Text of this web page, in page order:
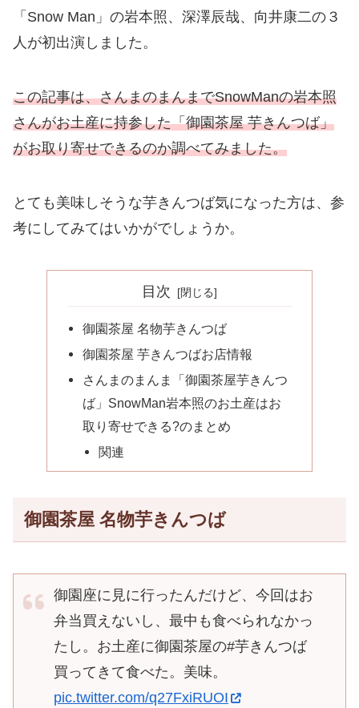
「Snow Man」の岩本照、深澤辰哉、向井康二の３
人が初出演しました。
この記事は、さんまのまんまでSnowManの岩本照
さんがお土産に持参した「御園茶屋 芋きんつば」
がお取り寄せできるのか調べてみました。
とても美味しそうな芋きんつば気になった方は、参
考にしてみてはいかがでしょうか。
目次
御園茶屋 名物芋きんつば
御園茶屋 芋きんつばお店情報
さんまのまんま「御園茶屋芋きんつ
ば」SnowMan岩本照のお土産はお
取り寄せできる?のまとめ
関連
御園茶屋 名物芋きんつば
御園座に見に行ったんだけど、今回はお
弁当買えないし、最中も食べられなかっ
たし。お土産に御園茶屋の#芋きんつば
買ってきて食べた。美味。
pic.twitter.com/q27FxiRUOI